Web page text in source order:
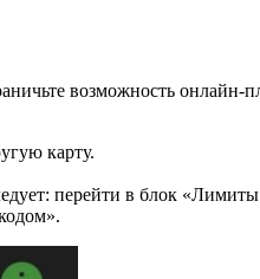
возможность
карту.
перейти в блок